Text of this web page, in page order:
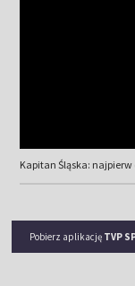
Kapitan Śląska: najpierw
Pobierz aplikację TVP